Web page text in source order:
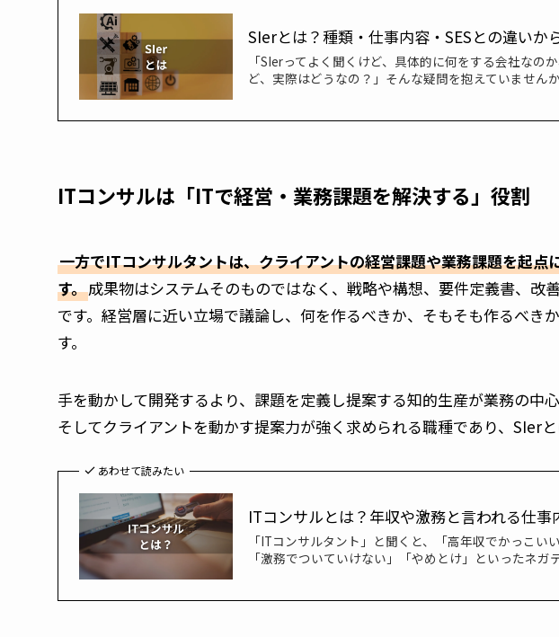
SIerとは？種類・仕事内容・SESとの違いか
「SIerってよく聞くけど、具体的に何をする会社なの
ど、実際はどうなの？」そんな疑問を抱えていません
ITコンサルは「ITで経営・業務課題を解決する」役割
一方でITコンサルタントは、クライアントの経営課題や業務課題を起点
す。成果物はシステムそのものではなく、戦略や構想、要件定義書、改
です。経営層に近い立場で議論し、何を作るべきか、そもそも作るべき
す。
手を動かして開発するより、課題を定義し提案する知的生産が業務の中
そしてクライアントを動かす提案力が強く求められる職種であり、SIer
あわせて読みたい
ITコンサルとは？年収や激務と言われる仕
「ITコンサルタント」と聞くと、「高年収でかっこい
「激務でついていけない」「やめとけ」といったネ